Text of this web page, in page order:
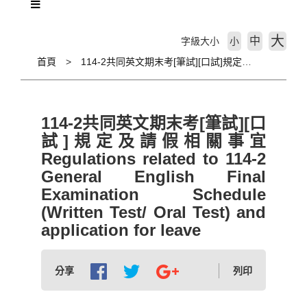
首頁
字級大小 小 中 大
114-2共同英文期末考[筆試][口
試]規定及請假相關事宜
Regulations related to 114-2
General English Final
Examination Schedule
(Written Test/ Oral Test) and
application for leave
分享 列印